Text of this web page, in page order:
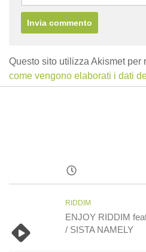
Questo sito utilizza Akismet per
come vengono elaborati i dati
RIDDIM
ENJOY RIDDIM
/ SISTA NAMELY